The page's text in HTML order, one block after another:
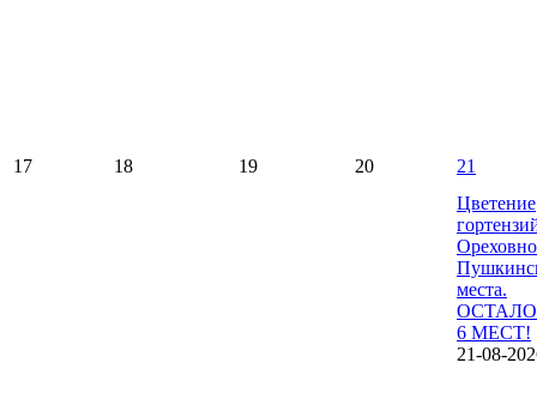
17 18 19 20
21
Цветение
места.
6 МЕСТ!
21-08-